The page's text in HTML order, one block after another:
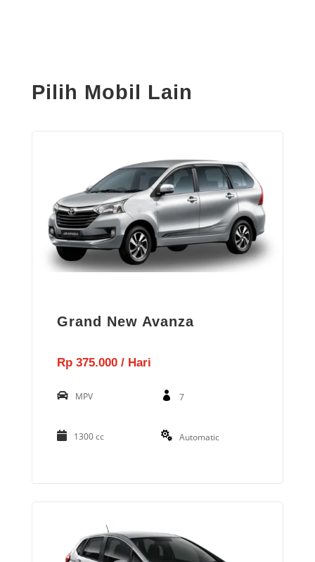
Pilih Mobil Lain
Grand New Avanza
Rp 375.000 / Hari
MPV 7
1300 cc Automatic